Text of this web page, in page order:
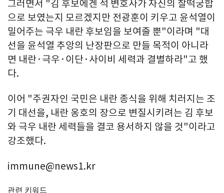
그러면서 "김 후보에겐 석 변호사가 자신의 찰떡궁합
으로 보였는지 모르겠지만 전광훈이 키우고 윤석열이
밀어주는 극우 내란 후보임을 보여줄 뿐"이라며 "대
선을 윤석열 추앙의 난장판으로 만들 목적이 아니라
면 내란·극우·이단·사이비 세력과 결별하라"고 했
다.
이어 "주권자인 국민은 내란 종식을 위해 치러지는 조
기 대선을, 내란 옹호의 장으로 변질시키려는 김 후보
와 극우 내란 세력들을 결코 용서하지 않을 것"이라고
강조했다.
immune@news1.kr
관련 키워드